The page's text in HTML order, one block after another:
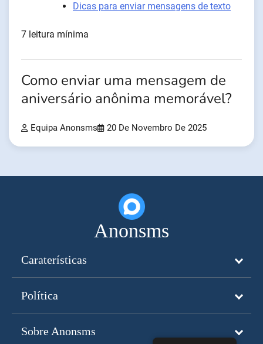
Dicas para enviar mensagens de texto
7 leitura mínima
Como enviar uma mensagem de
aniversário anônima memorável?
Equipa Anonsms 20 De Novembro De 2025
Anonsms
Caraterísticas
Política
Sobre Anonsms